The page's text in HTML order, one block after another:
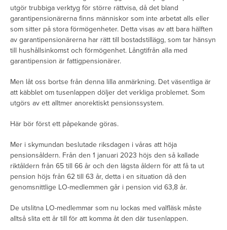
utgör trubbiga verktyg för större rättvisa, då det bland
garantipensionärerna finns människor som inte arbetat alls eller
som sitter på stora förmögenheter. Detta visas av att bara hälften
av garantipensionärerna har rätt till bostadstillägg, som tar hänsyn
till hushållsinkomst och förmögenhet. Långtifrån alla med
garantipension är fattigpensionärer.
Men låt oss bortse från denna lilla anmärkning. Det väsentliga är
att käbblet om tusenlappen döljer det verkliga problemet. Som
utgörs av ett alltmer anorektiskt pensionssystem.
Här bör först ett påpekande göras.
Mer i skymundan beslutade riksdagen i våras att höja
pensionsåldern. Från den 1 januari 2023 höjs den så kallade
riktåldern från 65 till 66 år och den lägsta åldern för att få ta ut
pension höjs från 62 till 63 år, detta i en situation då den
genomsnittlige LO-medlemmen går i pension vid 63,8 år.
De utslitna LO-medlemmar som nu lockas med valfläsk måste
alltså slita ett år till för att komma åt den där tusenlappen.